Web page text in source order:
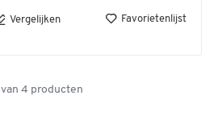
Vergelijken Favorietenlijst
van 4 producten